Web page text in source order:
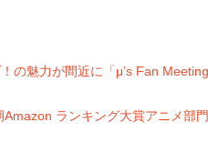
の魅力が間近に「μ’s Fan
Amazon ランキング大賞アニメ部